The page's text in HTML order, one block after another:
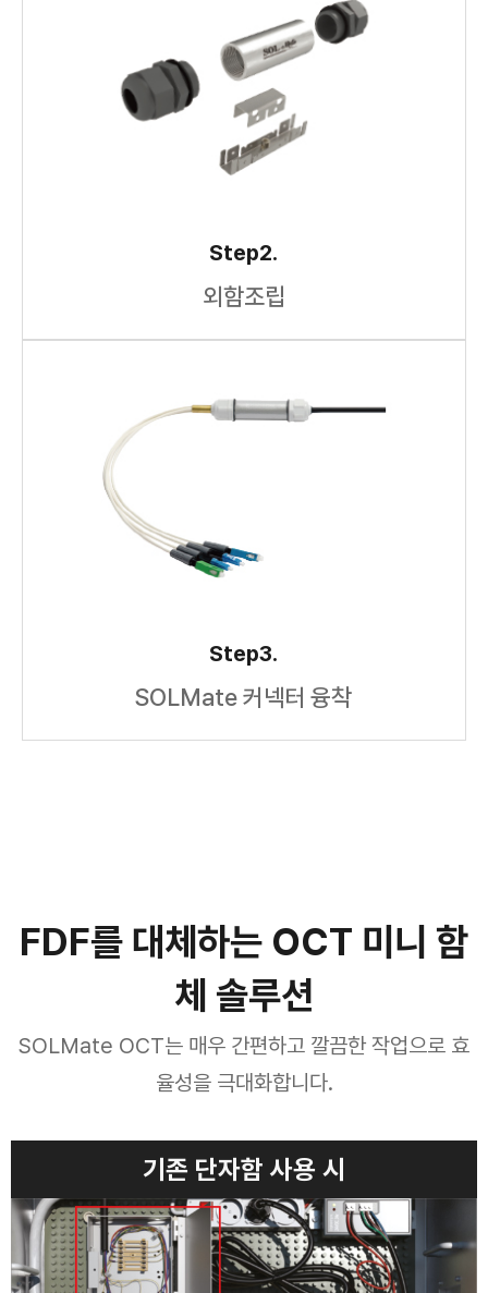
Step2.
외함조립
Step3.
SOLMate 커넥터 융착
FDF를 대체하는 OCT 미니 함
체 솔루션
SOLMate OCT는 매우 간편하고 깔끔한 작업으로 효
율성을 극대화합니다.
기존 단자함 사용 시